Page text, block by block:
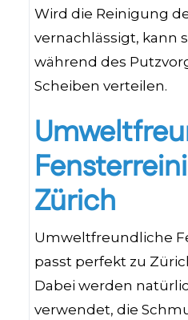
Wird die Reinigung
vernachlässigt, kann
während des
Scheiben verteilen.
Zürich
Umweltfreundliche
passt perfekt zu
Dabei werden
verwendet, die